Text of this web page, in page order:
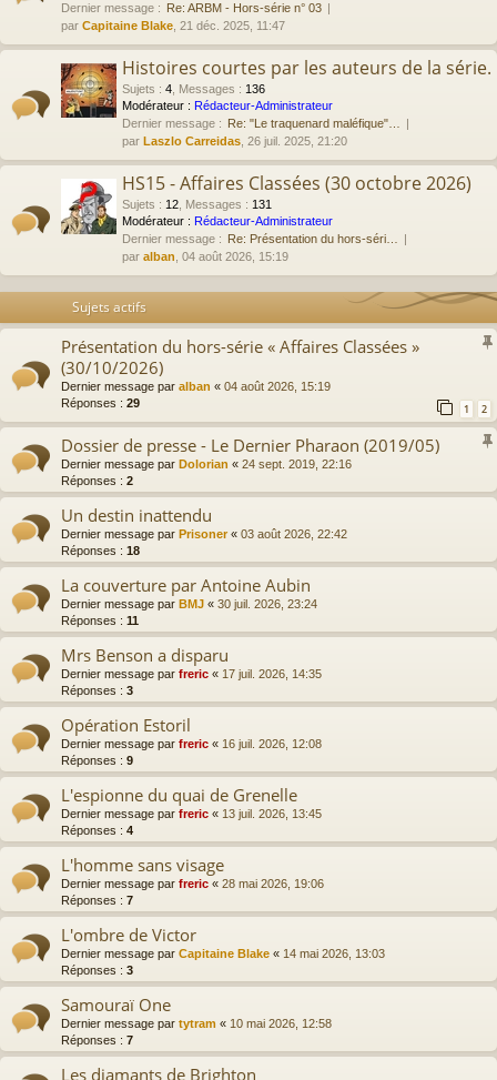
Dernier message :
Re: ARBM - Hors-série n° 03
par Capitaine Blake , 21 déc. 2025, 11:47
Histoires courtes par les auteurs de la série.
Sujets : 4 Messages : 136
Modérateur : Rédacteur-Administrateur
Dernier message :
Re: "Le traquenard maléfique"…
par Laszlo Carreidas , 26 juil. 2025, 21:20
HS15 - Affaires Classées (30 octobre 2026)
Sujets : 12 Messages : 131
Modérateur : Rédacteur-Administrateur
Dernier message :
Re: Présentation du hors-séri…
par alban , 04 août 2026, 15:19
Sujets actifs
Présentation du hors-série « Affaires Classées »
(30/10/2026)
Dernier message par alban « 04 août 2026, 15:19
Réponses : 29 1 2
Dossier de presse - Le Dernier Pharaon (2019/05)
Dernier message par Dolorian « 24 sept. 2019, 22:16
Réponses : 2
Un destin inattendu
Dernier message par Prisoner« 03 août 2026, 22:42
Réponses : 18
La couverture par Antoine Aubin
Dernier message par BMJ « 30 juil. 2026, 23:24
Réponses : 11
Mrs Benson a disparu
Dernier message par freric « 17 juil. 2026, 14:35
Réponses : 3
Opération Estoril
Dernier message par freric « 16 juil. 2026, 12:08
Réponses : 9
L'espionne du quai de Grenelle
Dernier message par freric « 13 juil. 2026, 13:45
Réponses : 4
L'homme sans visage
Dernier message par freric « 28 mai 2026, 19:06
Réponses : 7
L'ombre de Victor
Dernier message par Capitaine Blake « 14 mai 2026, 13:03
Réponses : 3
Samouraï One
Dernier message par tytram « 10 mai 2026, 12:58
Réponses : 7
Les diamants de Brighton